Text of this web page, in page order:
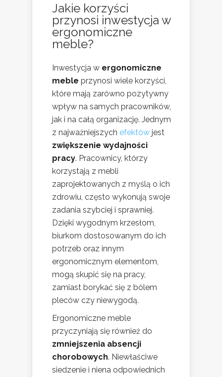
Jakie korzyści
przynosi inwestycja w
ergonomiczne
meble?
Inwestycja w ergonomiczne
meble przynosi wiele korzyści,
które mają zarówno pozytywny
wpływ na samych pracowników,
jak i na całą organizację. Jednym
z najważniejszych efektów jest
zwiększenie wydajności
pracy. Pracownicy, którzy
korzystają z mebli
zaprojektowanych z myślą o ich
zdrowiu, często wykonują swoje
zadania szybciej i sprawniej.
Dzięki wygodnym krzesłom,
biurkom dostosowanym do ich
potrzeb oraz innym
ergonomicznym elementom,
mogą skupić się na pracy,
zamiast borykać się z bólem
pleców czy niewygodą.
Ergonomiczne meble
przyczyniają się również do
zmniejszenia absencji
chorobowych. Niewłaściwe
siedzenie i niena odpowiednich